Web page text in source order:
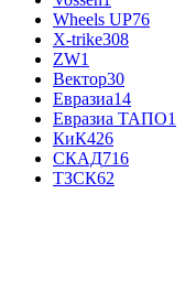
Wheels UP76
X-trike308
ZW1
Вектор30
Евразиа14
Евразиа ТАПО1
КиК426
СКАД716
ТЗСК62